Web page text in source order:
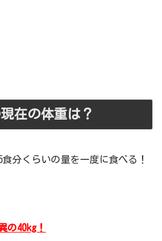
在の体重は？
分くらいの量を一度に食べる！
の40kg！